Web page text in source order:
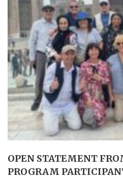
OPEN STATEMENT
PROGRAM